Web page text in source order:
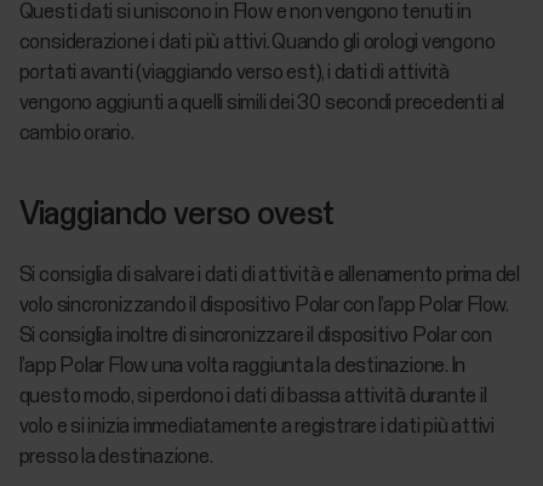
Questi dati si uniscono in Flow e non vengono tenuti in
considerazione i dati più attivi. Quando gli orologi vengono
portati avanti (viaggiando verso est), i dati di attività
vengono aggiunti a quelli simili dei 30 secondi precedenti al
cambio orario.
Viaggiando verso ovest
Si consiglia di salvare i dati di attività e allenamento prima del
volo sincronizzando il dispositivo Polar con l’app Polar Flow.
Si consiglia inoltre di sincronizzare il dispositivo Polar con
l’app Polar Flow una volta raggiunta la destinazione. In
questo modo, si perdono i dati di bassa attività durante il
volo e si inizia immediatamente a registrare i dati più attivi
presso la destinazione.